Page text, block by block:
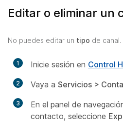
Editar o eliminar un
No puedes editar un tipo de canal.
1 Inicie sesión en Control
2 Vaya a Servicios >
3
En el panel de
contacto, seleccione